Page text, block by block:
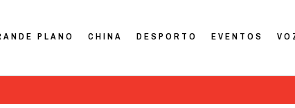
PLANO CHINA DESPORTO EVENTOS